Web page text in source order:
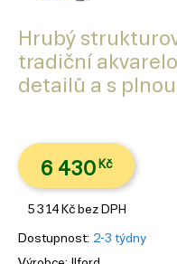
Hrubý
tradiční
detailů a s
6 430 Kč
5 314 Kč bez DPH
Dostupnost 2-3 týdny